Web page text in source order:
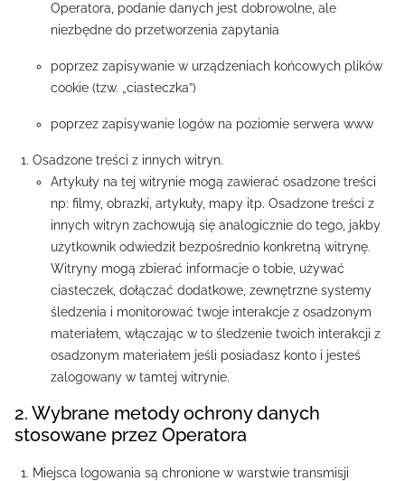
Operatora, podanie danych jest dobrowolne, ale
niezbędne do przetworzenia zapytania
poprzez zapisywanie w urządzeniach końcowych plików
cookie (tzw. „ciasteczka”)
poprzez zapisywanie logów na poziomie serwera www
Osadzone treści z innych witryn.
Artykuły na tej witrynie mogą zawierać osadzone treści
np: filmy, obrazki, artykuły, mapy itp. Osadzone treści z
innych witryn zachowują się analogicznie do tego, jakby
użytkownik odwiedził bezpośrednio konkretną witrynę.
Witryny mogą zbierać informacje o tobie, używać
ciasteczek, dołączać dodatkowe, zewnętrzne systemy
śledzenia i monitorować twoje interakcje z osadzonym
materiałem, włączając w to śledzenie twoich interakcji z
osadzonym materiałem jeśli posiadasz konto i jesteś
zalogowany w tamtej witrynie.
2. Wybrane metody ochrony danych
stosowane przez Operatora
Miejsca logowania są chronione w warstwie transmisji